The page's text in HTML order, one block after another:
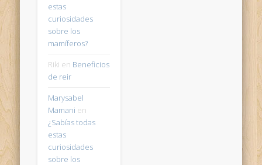
estas
curiosidades
sobre los
mamíferos?
Riki en Beneficios
de reir
Marysabel
Mamani en
¿Sabías todas
estas
curiosidades
sobre los